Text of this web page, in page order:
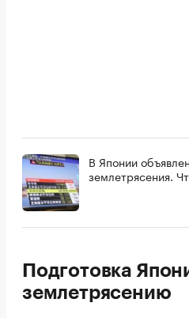
В Японии
землетрясения.
Подготовка
землетрясению